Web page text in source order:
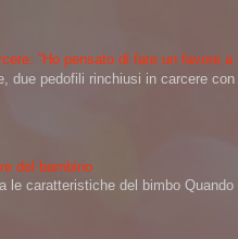
“Ho pensato di fare un favore a
due pedofili rinchiusi in carcere con
del bambino
le caratteristiche del bimbo